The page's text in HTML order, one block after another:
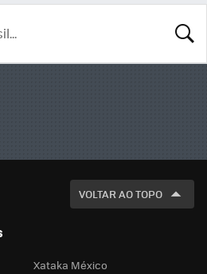
VOLTAR AO TOPO
Xataka México